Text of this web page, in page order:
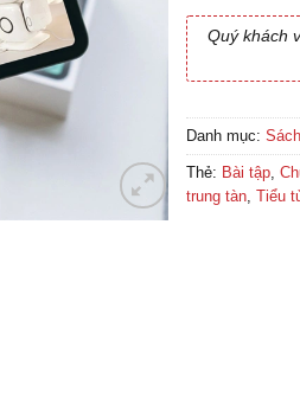
Quý khách
Danh mục:
Thẻ: Bài tập
trung tàn Tiểu